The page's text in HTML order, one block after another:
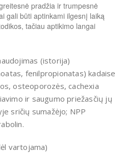
pradžia ir trumpesnė
gali būti aptinkami ilgesnį laiką
tačiau aptikimo langai
(istorija)
fenilpropionatas) kadaise
osteoporozės, cachexia
ir saugumo priežasčių jų
sričių sumažėjo; NPP
vartojama)